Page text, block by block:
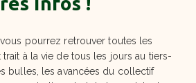
pourrez retrouver toutes les
à la vie de tous les jours au tiers-
bulles, les avancées du collectif